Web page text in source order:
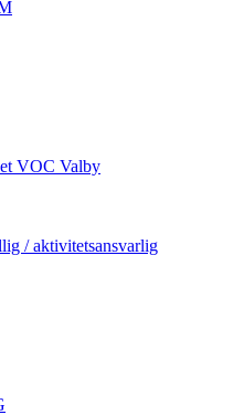
VOC Valby
/ aktivitetsansvarlig